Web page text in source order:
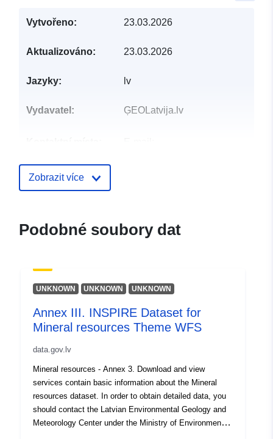
Vytvořeno: 23.03.2026
Aktualizováno: 23.03.2026
Jazyky: lv
Vydavatel: ĢEOLatvija.lv
Katalogový
29 July 2026
Místní:
20.7, 55.6 ], [ 20.7, 58.1 ], [
Typ:
Polygon
Identifikátory:
uriRef:
http://data.europa.eu/88u/dataset/
3d9f-45b3-b993-a8566753f218
Zobrazit více
Podobné soubory dat
UNKNOWN UNKNOWN UNKNOWN
Annex III. INSPIRE Dataset for
Mineral resources Theme WFS
data.gov.lv
Mineral resources - Annex 3. Download and view
services contain basic information about the Mineral
resources dataset. In order to obtain detailed data, you
should contact the Latvian Environmental Geology and
Meteorology Center under the Ministry of Environmental